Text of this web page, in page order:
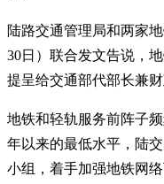
陆路交通管理局和两家
30日）联合发文告说，
提呈给交通部代部长兼
地铁和轻轨服务前阵子
年以来的最低水平，陆
小组，着手加强地铁网